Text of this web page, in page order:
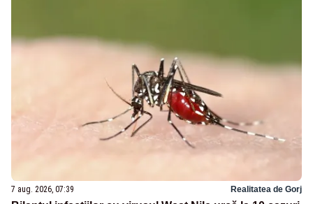
7 aug. 2026, 07:39 Realitatea de Gorj